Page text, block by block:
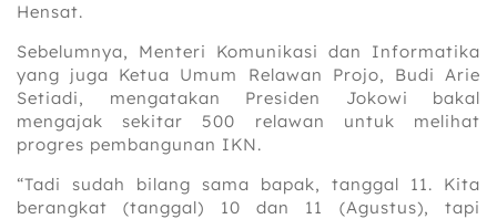
Hensat.
Sebelumnya, Menteri Komunikasi dan Informatika
yang juga Ketua Umum Relawan Projo, Budi Arie
Setiadi, mengatakan Presiden Jokowi bakal
mengajak sekitar 500 relawan untuk melihat
progres pembangunan IKN.
“Tadi sudah bilang sama bapak, tanggal 11. Kita
berangkat (tanggal) 10 dan 11 (Agustus), tapi